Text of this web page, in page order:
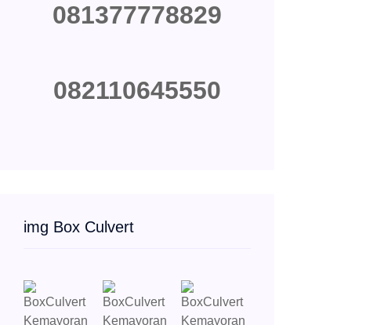
081377778829
082110645550
img Box Culvert